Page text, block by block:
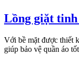
Lồng giặt
Với bề mặt được thiết
giúp bảo vệ quần áo